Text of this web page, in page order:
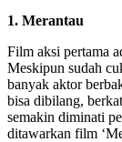
1. Merantau
Film aksi pertama
Meskipun sudah
banyak aktor
bisa dibilang,
semakin diminati
ditawarkan film